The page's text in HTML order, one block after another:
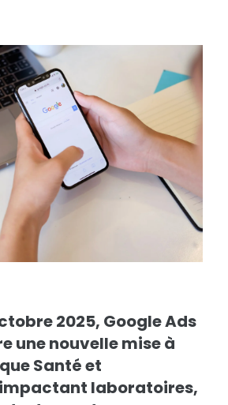
2025, Google Ads
une nouvelle mise à
Santé et
laboratoires,